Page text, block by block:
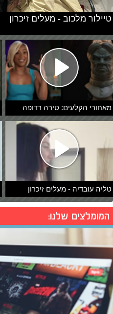
מאחורי הקלעים: טירה רדופה
טליה עובדיה - מעלים זיכרון
טיילור מלכוב - מעלים זיכרון
המומלצים שלנו: